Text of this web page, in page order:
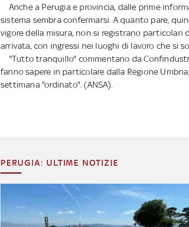
Anche a Perugia e provincia, dalle prime
sistema sembra confermarsi. A quanto pare,
vigore della misura, non si registrano particolari
arrivata, con ingressi nei luoghi di lavoro che si
"Tutto tranquillo" commentano da
fanno sapere in particolare dalla Regione
settimana "ordinato". (ANSA).
PERUGIA: ULTIME NOTIZIE